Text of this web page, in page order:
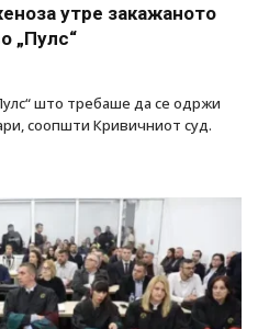
утре закажаното
„Пулс“
што требаше да се одржи
соопшти Кривичниот суд.